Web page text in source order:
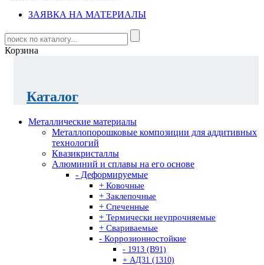
ЗАЯВКА НА МАТЕРИАЛЫ
Корзина
Каталог
Металлические материалы
Металлопорошковые композиции для аддитивных
технологий
Квазикристаллы
Алюминий и сплавы на его основе
- Деформируемые
+ Ковочные
+ Заклепочные
+ Спеченные
+ Термически неупрочняемые
+ Свариваемые
- Коррозионностойкие
- 1913 (В91)
+ АД31 (1310)